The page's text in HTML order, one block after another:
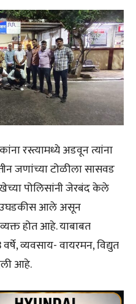
रस्त्यामध्ये अडवून त्यांना
जणांच्या टोळीला सासवड
पोलिसांनी जेरबंद केले
उघडकीस आले असून
होत आहे. याबाबत
व्यवसाय- वायरमन, विद्युत
आहे.